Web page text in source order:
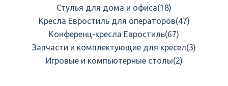
Стулья для дома и офиса(18)
Кресла Евростиль для операторов(47)
Конференц-кресла Евростиль(67)
Запчасти и комплектующие для кресел(3)
Игровые и компьютерные столы(2)